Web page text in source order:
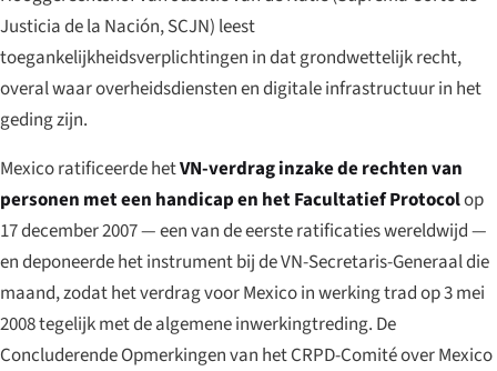
Justicia de la Nación, SCJN) leest
toegankelijkheidsverplichtingen in dat grondwettelijk recht,
overal waar overheidsdiensten en digitale infrastructuur in het
geding zijn.
Mexico ratificeerde hetVN-verdrag inzake de rechten van
personen met een handicap en het Facultatief Protocolop
17 december 2007 — een van de eerste ratificaties wereldwijd —
en deponeerde het instrument bij de VN-Secretaris-Generaal die
maand, zodat het verdrag voor Mexico in werking trad op 3 mei
2008 tegelijk met de algemene inwerkingtreding. De
Concluderende Opmerkingen van het CRPD-Comité over Mexico